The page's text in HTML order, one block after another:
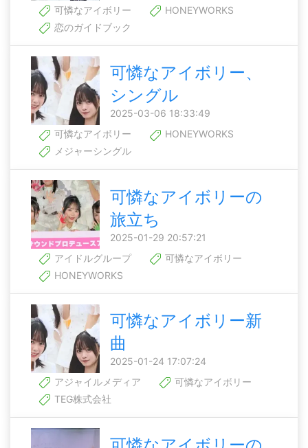
可憐なアイボリー
HONEYWORKS
恋のガイドブック
可憐なアイボリー、
シングル
2025-03-06 18:33:49
可憐なアイボリー
HONEYWORKS
メジャーシングル
可憐なアイボリーの
旅立ち
2025-01-29 20:57:21
アイドルグループ
可憐なアイボリー
HONEYWORKS
可憐なアイボリー新
曲
2025-01-24 17:07:24
アジャイルメディア
可憐なアイボリー
TEG株式会社